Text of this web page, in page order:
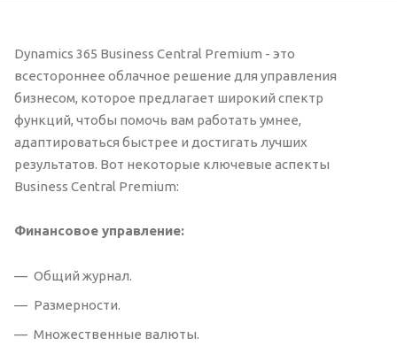
Dynamics 365 Business Central Premium - это
всестороннее облачное решение для управления
бизнесом, которое предлагает широкий спектр
функций, чтобы помочь вам работать умнее,
адаптироваться быстрее и достигать лучших
результатов. Вот некоторые ключевые аспекты
Business Central Premium:
Финансовое управление:
Общий журнал.
Размерности.
Множественные валюты.